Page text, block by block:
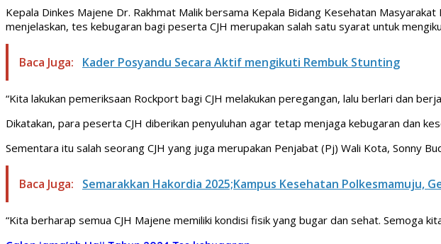
Kepala Dinkes Majene Dr. Rakhmat Malik bersama Kepala Bidang Kesehatan Masyarakat
menjelaskan, tes kebugaran bagi peserta CJH merupakan salah satu syarat untuk
Baca Juga: Kader Posyandu Secara Aktif mengikuti Rembuk Stunting
“Kita lakukan pemeriksaan Rockport bagi CJH melakukan peregangan, lalu berlari dan
Dikatakan, para peserta CJH diberikan penyuluhan agar tetap menjaga kebugaran dan
Sementara itu salah seorang CJH yang juga merupakan Penjabat (Pj) Wali Kota, Sonny
Baca Juga: Semarakkan Hakordia 2025;Kampus Kesehatan Polkesmamuju,
“Kita berharap semua CJH Majene memiliki kondisi fisik yang bugar dan sehat. Semoga